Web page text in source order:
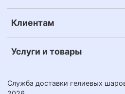
Клиентам
Услуги и товары
Служба доставки гелиевых